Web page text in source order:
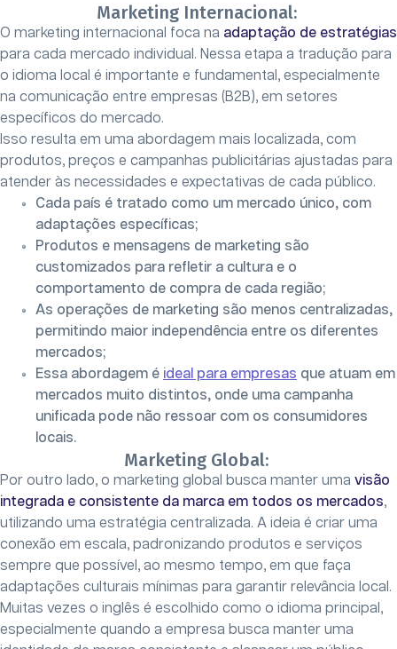
Marketing Internacional:
O marketing internacional foca na adaptação de estratégias
para cada mercado individual. Nessa etapa a tradução para
o idioma local é importante e fundamental, especialmente
na comunicação entre empresas (B2B), em setores
específicos do mercado.
Isso resulta em uma abordagem mais localizada, com
produtos, preços e campanhas publicitárias ajustadas para
atender às necessidades e expectativas de cada público.
Cada país é tratado como um mercado único, com
adaptações específicas;
Produtos e mensagens de marketing são
customizados para refletir a cultura e o
comportamento de compra de cada região;
As operações de marketing são menos centralizadas,
permitindo maior independência entre os diferentes
mercados;
Essa abordagem é ideal para empresas que atuam em
mercados muito distintos, onde uma campanha
unificada pode não ressoar com os consumidores
locais.
Marketing Global:
Por outro lado, o marketing global busca manter uma visão
integrada e consistente da marca em todos os mercados,
utilizando uma estratégia centralizada. A ideia é criar uma
conexão em escala, padronizando produtos e serviços
sempre que possível, ao mesmo tempo, em que faça
adaptações culturais mínimas para garantir relevância local.
Muitas vezes o inglês é escolhido como o idioma principal,
especialmente quando a empresa busca manter uma